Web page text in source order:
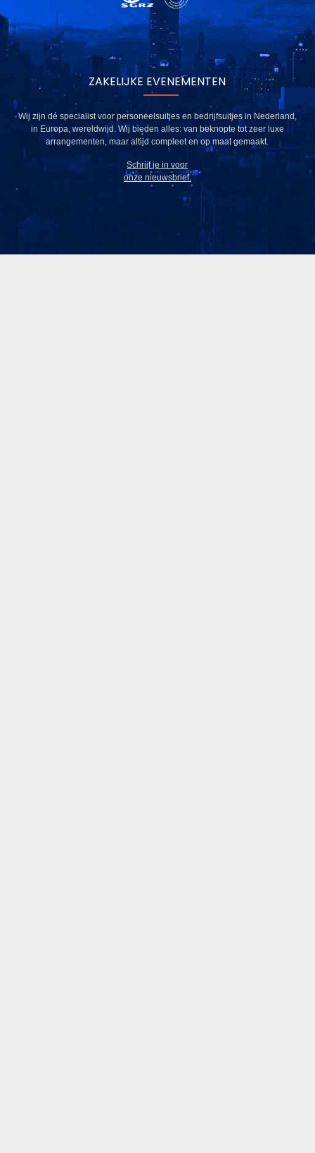
ZAKELIJKE EVENEMENTEN
Wij zijn dé specialist voor personeelsuitjes en bedrijfsuitjes in Nederland,
in Europa, wereldwijd. Wij bieden alles: van beknopte tot zeer luxe
arrangementen, maar altijd compleet en op maat gemaakt.
Schrijf je in voor
onze nieuwsbrief.